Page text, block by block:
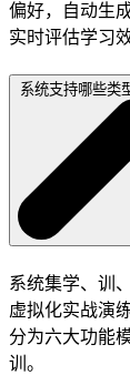
偏好，自动生
实时评估学习
系统支持哪些类
系统集学、训
虚拟化实战演
分为六大功能
训。